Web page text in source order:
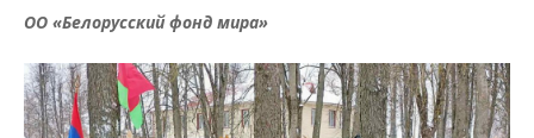
ОО «Белорусский фонд мира»